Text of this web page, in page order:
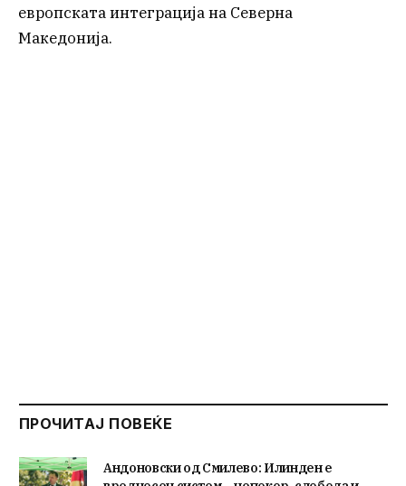
европската интеграција на Северна
Македонија.
ПРОЧИТАЈ ПОВЕЌЕ
Андоновски од Смилево: Илинден е